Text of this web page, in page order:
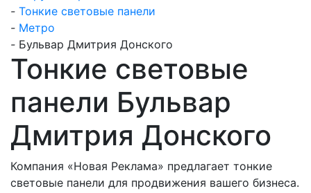
- Тонкие световые панели
- Метро
- Бульвар Дмитрия Донского
Тонкие световые
панели Бульвар
Дмитрия Донского
Компания «Новая Реклама» предлагает тонкие
световые панели для продвижения вашего бизнеса.